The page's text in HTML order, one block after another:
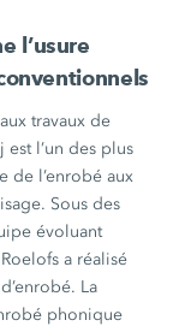
l’usure
travaux de
est l’un des plus
de l’enrobé aux
Sous des
évoluant
a réalisé
La
phonique